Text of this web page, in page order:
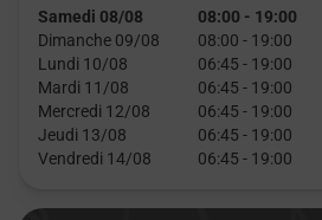
Samedi 08/08 08:00 - 19:00
Dimanche 09/08
08:00 - 19:00
Lundi 10/08
06:45 - 19:00
Mardi 11/08
06:45 - 19:00
Mercredi 12/08
06:45 - 19:00
Jeudi 13/08
06:45 - 19:00
Vendredi 14/08
06:45 - 19:00